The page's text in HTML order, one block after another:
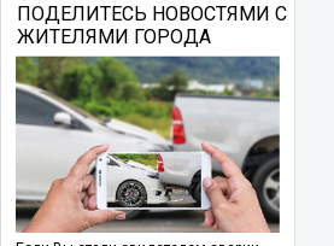
ПОДЕЛИТЕСЬ НОВОСТЯМИ С
ЖИТЕЛЯМИ ГОРОДА